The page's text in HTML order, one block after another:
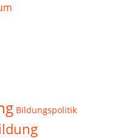
Bildungspolitik